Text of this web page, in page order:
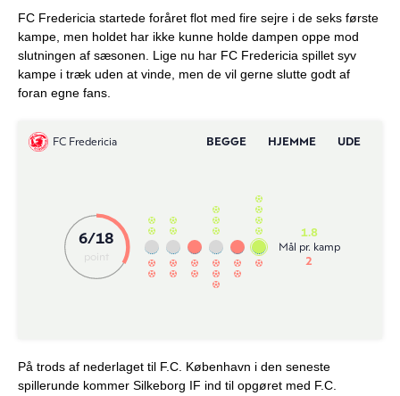
FC Fredericia startede foråret flot med fire sejre i de seks første
kampe, men holdet har ikke kunne holde dampen oppe mod
slutningen af sæsonen. Lige nu har FC Fredericia spillet syv
kampe i træk uden at vinde, men de vil gerne slutte godt af
foran egne fans.
På trods af nederlaget til F.C. København i den seneste
spillerunde kommer Silkeborg IF ind til opgøret med F.C.